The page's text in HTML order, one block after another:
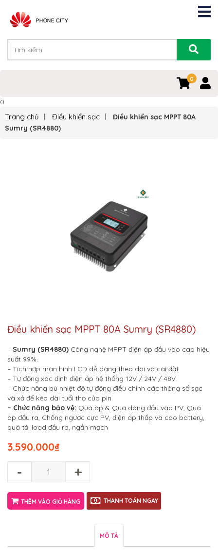
0
0
Trang chủ Điều khiển sạc
Điều khiển sạc MPPT 80A
Sumry (SR4880)
Điều khiển sạc MPPT 80A Sumry (SR4880)
– Sumry (SR4880) Công nghệ MPPT điện áp đầu vào cao hiệu
suất 99%.
– Tích hợp màn hình LCD dễ dàng theo dõi và cài đặt
– Tự động xác định điện áp hệ thống 12V / 24V / 48V.
– Chức năng bù nhiệt độ tự động điều chỉnh các thông số sạc
và xả để kéo dài tuổi thọ của pin.
– Chức năng bảo vệ: Quá áp & Quá dòng đầu vào PV, Quá
áp đầu ra, Chống ngược cực PV, điện áp thấp và cao battery,
quá tải load đầu ra, ngắn mạch
₫
3.590.000
- +
THÊM VÀO GIỎ HÀNG THANH TOÁN NGAY
MÔ TẢ